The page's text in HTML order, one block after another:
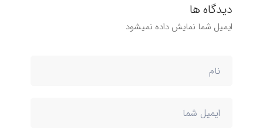
دیدگاه ها
ایمیل شما نمایش داده نمیشود